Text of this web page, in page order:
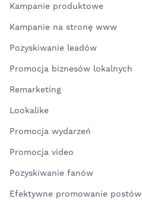
Kampanie produktowe
Kampanie na stronę www
Pozyskiwanie leadów
Promocja biznesów lokalnych
Remarketing
Lookalike
Promocja wydarzeń
Promocja video
Pozyskiwanie fanów
Efektywne promowanie postów